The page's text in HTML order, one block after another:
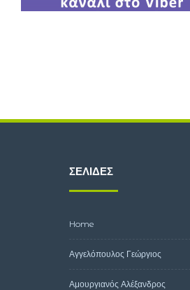
ΣΕΛΊΔΕΣ
Home
Αγγελόπουλος Γεώργιος
Αμουργιανός Αλέξανδρος